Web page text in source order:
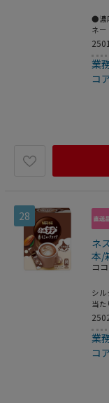
●濃
ネ
／シ
ー
物
で
保
業
コ
28
ネ
本/
コ
シ
当
ト
ル
軽
ー
業
コ